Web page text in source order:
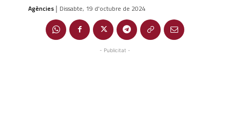
Agències | Dissabte, 19 d'octubre de 2024
- Publicitat -